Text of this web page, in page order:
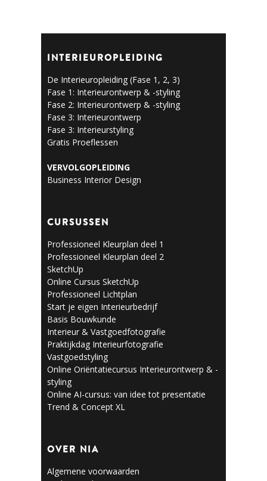
INTERIEUROPLEIDING
De Interieuropleiding (Fase 1, 2, 3)
Fase 1: Interieurontwerp & -styling
Fase 2: Interieurontwerp & -styling
Fase 3: Interieurontwerp
Fase 3: Interieurstyling
Gratis Proeflessen
VERVOLGOPLEIDING
Business Interior Design
CURSUSSEN
Professioneel Kleurplan deel 1
Professioneel Kleurplan deel 2
SketchUp
Online Cursus SketchUp
Professioneel Lichtplan
Start je eigen Interieurbedrijf
Basis Bouwkunde
Interieur & Vastgoedfotografie
Praktijkdag Interieurfotografie
Vastgoedstyling
Online Oriëntatiecursus Interieurontwerp & -
styling
Online AI-cursus: van idee tot presentatie
Trend & Concept XL
OVER NIA
Algemene voorwaarden